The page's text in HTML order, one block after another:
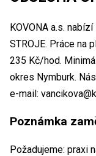
KOVONA a.s.
STROJE. Práce na
235 Kč/hod.
okres Nymburk.
e-mail:
Poznámka
Požadujeme: praxi